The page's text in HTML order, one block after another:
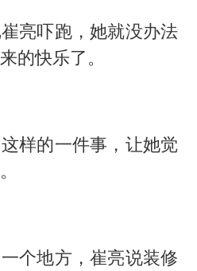
亮吓跑，她就没办法
的快乐了。
样的一件事，让她觉
个地方，崔亮说装修